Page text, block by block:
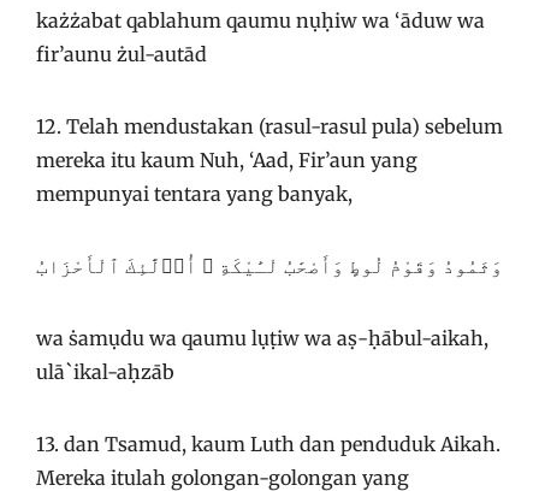
każżabat qablahum qaumu nụḥiw wa ‘āduw wa
fir’aunu żul-autād
12. Telah mendustakan (rasul-rasul pula) sebelum
mereka itu kaum Nuh, ‘Aad, Fir’aun yang
mempunyai tentara yang banyak,
وَثَمُودُ وَقَوْمُ لُوطٍ وَأَصْحَٰبُ لْـَٔيْكَةِ ۚ أُو۟لَٰٓئِكَ ٱلْأَحْزَابُ
wa ṡamụdu wa qaumu lụṭiw wa aṣ-ḥābul-aikah,
ulā`ikal-aḥzāb
13. dan Tsamud, kaum Luth dan penduduk Aikah.
Mereka itulah golongan-golongan yang